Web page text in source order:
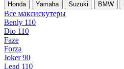
Honda Yamaha Suzuki BMW
Все максискутеры
Benly 110
Dio 110
Faze
Forza
Joker 90
Lead 110